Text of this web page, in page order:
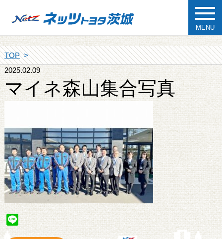
MENU
TOP
2025.02.09
マイネ森山集合写真
Line